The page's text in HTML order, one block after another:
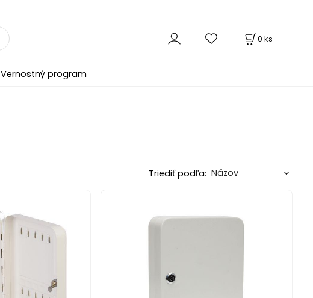
0 ks
Vernostný program
Triediť podľa: